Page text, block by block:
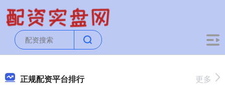
正规配资平台排行 更多